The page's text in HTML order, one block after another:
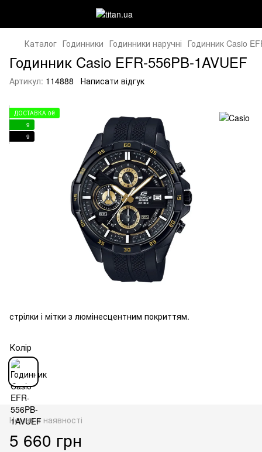
Каталог Годинники Годинники наручні Годинник Casio
Годинник Casio EFR-556PB-1AVUEF
Артикул: 114888 Написати відгук
ДОСТАВКА 0₴
9
9
стрілки і мітки з люмінесцентним покриттям.
Колір
Немає в наявності
5 660 грн